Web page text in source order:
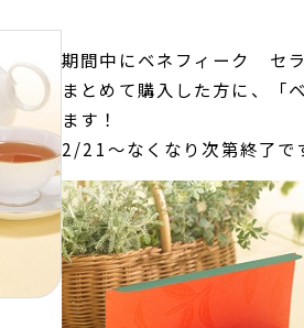
期間中にベネフィーク セ
まとめて購入した方に、
ます！
2/21～なくなり次第終了で